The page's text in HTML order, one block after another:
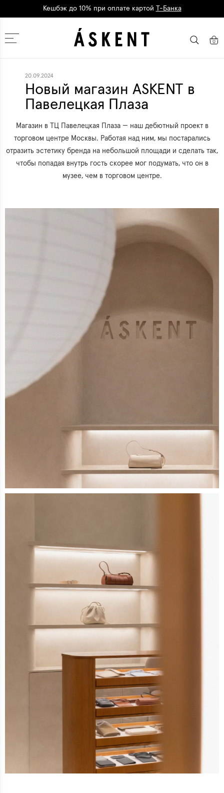
Кешбэк до 10% при оплате картой Т-Банка
Москва 0
20.09.2024
Новый магазин ASKENT в
Павелецкая Плаза
Магазин в ТЦ Павелецкая Плаза — наш дебютный проект в
торговом центре Москвы. Работая над ним, мы постарались
отразить эстетику бренда на небольшой площади и сделать так,
чтобы попадая внутрь гость скорее мог подумать, что он в
музее, чем в торговом центре.